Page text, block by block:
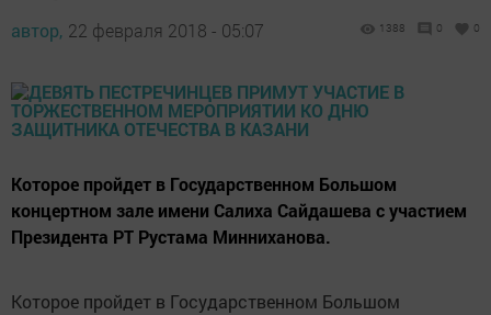
автор, 22 февраля 2018 - 05:07 1388 0 0
Которое пройдет в Государственном Большом
концертном зале имени Салиха Сайдашева с участием
Президента РТ Рустама Минниханова.
Которое пройдет в Государственном Большом